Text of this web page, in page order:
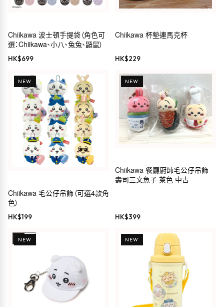
Chiikawa 波士頓手提袋（角色可
選：Chiikawa、小八、兔兔、鼯鼠）
HK$699
Chiikawa 杯墊連馬克杯
HK$229
NEW
Chiikawa 毛公仔吊飾（可選4款角
色）
HK$199
NEW
Chiikawa 餐廳廚師毛公仔吊飾
壽司三文魚子 茶色 中古
HK$399
NEW NEW